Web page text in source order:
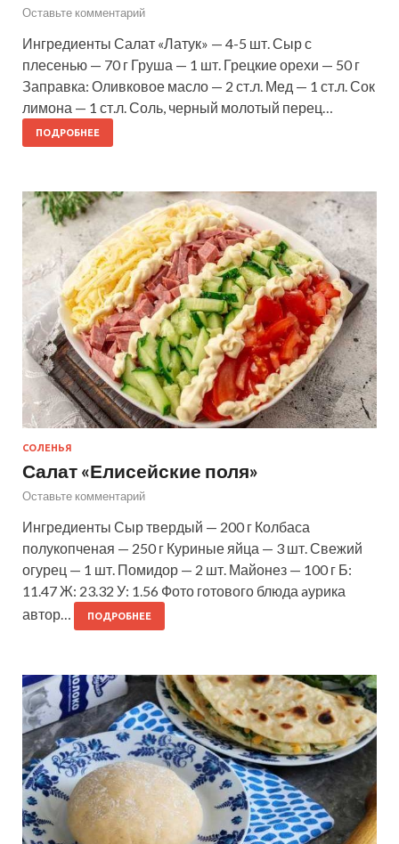
Оставьте комментарий
Ингредиенты Салат «Латук» — 4-5 шт. Сыр с
плесенью — 70 г Груша — 1 шт. Грецкие орехи — 50 г
Заправка: Оливковое масло — 2 ст.л. Мед — 1 ст.л. Сок
лимона — 1 ст.л. Соль, черный молотый перец…
ПОДРОБНЕЕ
СОЛЕНЬЯ
Салат «Елисейские поля»
Оставьте комментарий
Ингредиенты Сыр твердый — 200 г Колбаса
полукопченая — 250 г Куриные яйца — 3 шт. Свежий
огурец — 1 шт. Помидор — 2 шт. Майонез — 100 г Б:
11.47 Ж: 23.32 У: 1.56 Фото готового блюда aурика
автор…
ПОДРОБНЕЕ